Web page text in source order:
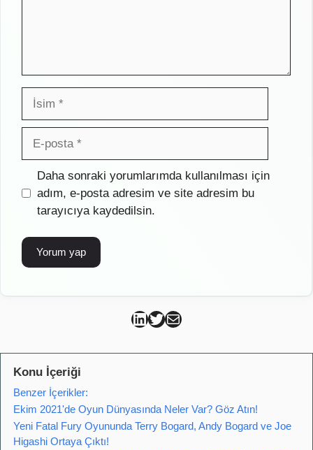
İsim
posta
İnternet
sitesi
Daha sonraki yorumlarımda kullanılması için
adım, e-posta adresim ve site adresim bu
tarayıcıya kaydedilsin.
Can Kütahya Linkedin
Can Kütahya Twitter
Can Kütahya Mail
Konu İçeriği
Benzer İçerikler:
Ekim 2021'de Oyun Dünyasında Neler Var? Göz Atın!
Yeni Fatal Fury Oyununda Terry Bogard, Andy Bogard ve Joe
Higashi Ortaya Çıktı!